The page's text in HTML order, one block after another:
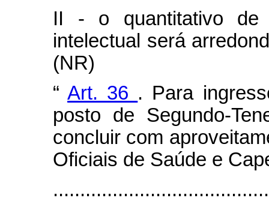
II - o quantitativo de
intelectual será
(NR)
“Art. 36 . Para
posto de Segundo-
concluir com
Oficiais de Saúde e